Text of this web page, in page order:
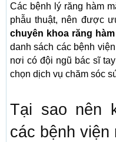
Các bệnh lý răng hàm
phẫu thuật, nên được
chuyên khoa răng hàm
danh sách các bệnh
nơi có đội ngũ bác sĩ
chọn dịch vụ chăm sóc
Tại sao nên
các bệnh viện